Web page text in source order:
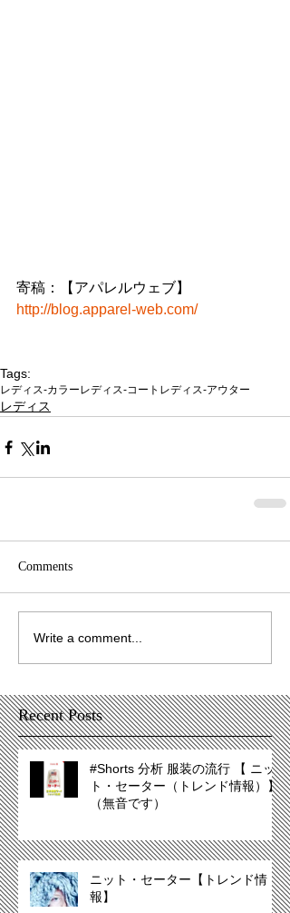
寄稿：【アパレルウェブ】
http://blog.apparel-web.com/
Tags:
レディス-カラーレディス-コート レディス-アウター
レディス
Comments
Write a comment...
Recent Posts
#Shorts 分析 服装の流行 【 ニッ
ト・セーター（トレンド情報）】
（無音です）
ニット・セーター【トレンド情
報】